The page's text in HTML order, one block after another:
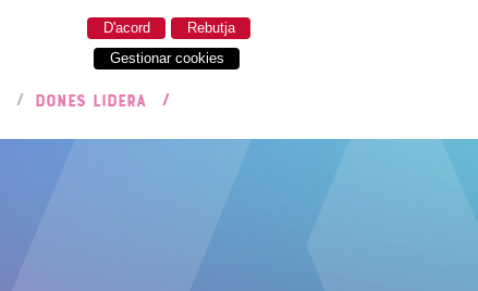
Rebutja
D'acord
Gestionar cookies
DONES LIDERA